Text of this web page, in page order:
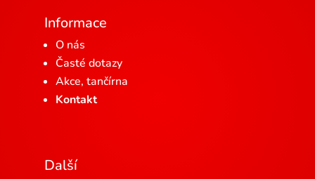
Informace
O nás
Časté dotazy
Akce, tančírna
Kontakt
Další